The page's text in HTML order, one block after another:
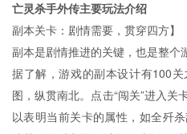
亡灵杀手外传主要玩法介绍
副本关卡：剧情需要，贯穿四方】
副本是剧情推进的关键，也是整个
据了解，游戏的副本设计有100
图，纵贯南北。点击“闯关”进入
以表明当前关卡的属性，如全歼